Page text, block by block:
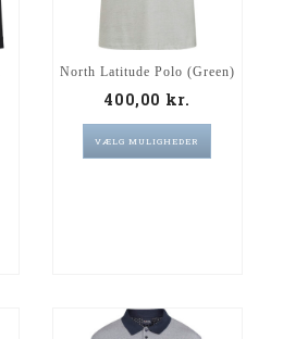
North Latitude Polo (Green)
400,00 kr.
VÆLG MULIGHEDER